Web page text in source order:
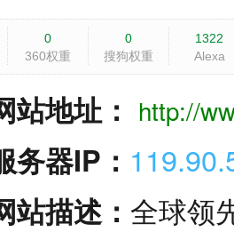
0
360权重
0
搜狗权重
1322
Alexa
站地址： http://
务器IP：
站描述： 全球领